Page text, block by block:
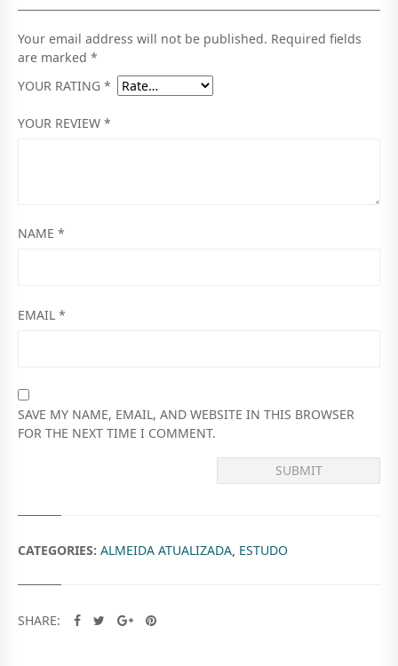
Your email address will not be published. Required fields
are marked *
YOUR RATING *
YOUR REVIEW *
NAME *
EMAIL *
SAVE MY NAME, EMAIL, AND WEBSITE IN THIS BROWSER
FOR THE NEXT TIME I COMMENT.
CATEGORIES: ALMEIDA ATUALIZADA, ESTUDO
SHARE: